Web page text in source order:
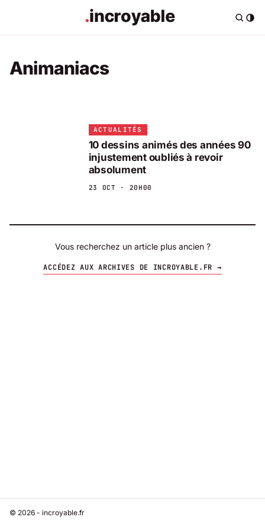
Animaniacs
ACTUALITÉS
10 dessins animés des années 90
injustement oubliés à revoir
absolument
23 OCT · 20H00
Vous recherchez un article plus ancien ?
ACCÉDEZ AUX ARCHIVES DE INCROYABLE.FR →
© 2026 - incroyable.fr